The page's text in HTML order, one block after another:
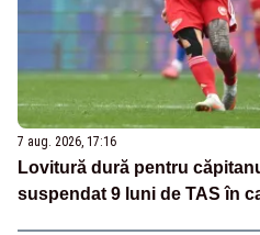
7 aug. 2026, 17:16
Lovitură dură pentru
suspendat 9 luni de TAS în